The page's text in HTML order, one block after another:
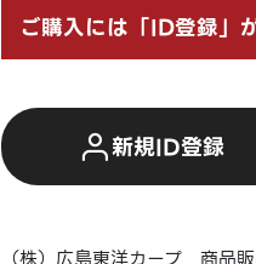
ご購入には「ID登録」
新規ID登録